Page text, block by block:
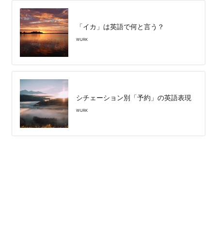
「イカ」は英語で何と言う？
WURK
シチェーション別「予約」の英語表現
WURK